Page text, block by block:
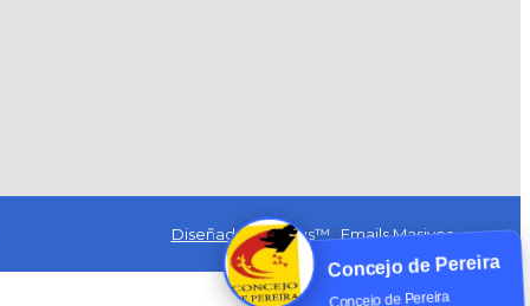
Diseñado por Exus™ | Emails Masivos